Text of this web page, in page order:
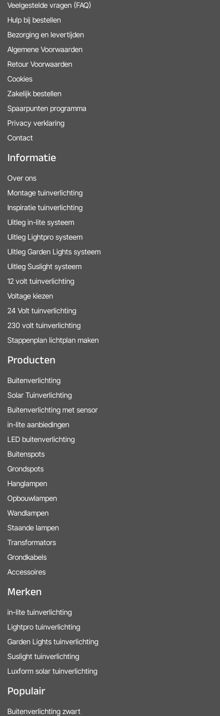
Veelgestelde vragen (FAQ)
Hulp bij bestellen
Bezorging en levertijden
Algemene Voorwaarden
Retour Voorwaarden
Cookies
Zakelijk bestellen
Spaarpunten programma
Privacy verklaring
Contact
Informatie
Over ons
Montage tuinverlichting
Inspiratie tuinverlichting
Uitleg in-lite systeem
Uitleg Lightpro systeem
Uitleg Garden Lights systeem
Uitleg Suslight systeem
12 volt tuinverlichting
Voltage kiezen
24 Volt tuinverlichting
230 volt tuinverlichting
Stappenplan lichtplan maken
Producten
Buitenverlichting
Solar Tuinverlichting
Buitenverlichting met sensor
in-lite aanbiedingen
LED buitenverlichting
Buitenspots
Grondspots
Hanglampen
Opbouwlampen
Wandlampen
Staande lampen
Transformators
Grondkabels
Accessoires
Merken
in-lite tuinverlichting
Lightpro tuinverlichting
Garden Lights tuinverlichting
Suslight tuinverlichting
Luxform solar tuinverlichting
Populair
Buitenverlichting zwart